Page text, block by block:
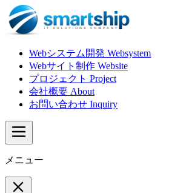
Webシステム開発 Websystem
Webサイト制作 Website
プロジェクト Project
会社概要 About
お問い合わせ Inquiry
メニュー